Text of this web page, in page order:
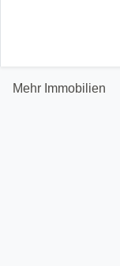
Mehr Immobilien